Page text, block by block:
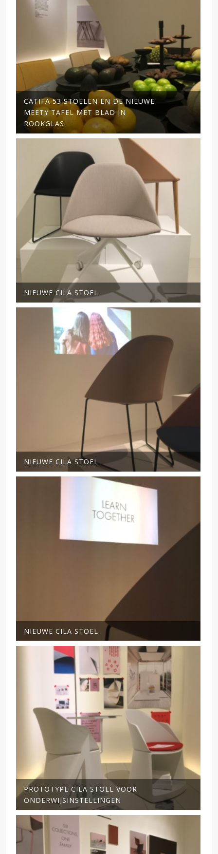
CATIFA 53 STOELEN EN DE NIEUWE
MEETY TAFEL MET BLAD IN
ROOKGLAS.
NIEUWE CILA STOEL
NIEUWE CILA STOEL
NIEUWE CILA STOEL
PROTOTYPE CILA STOEL VOOR
ONDERWIJSINSTELLINGEN